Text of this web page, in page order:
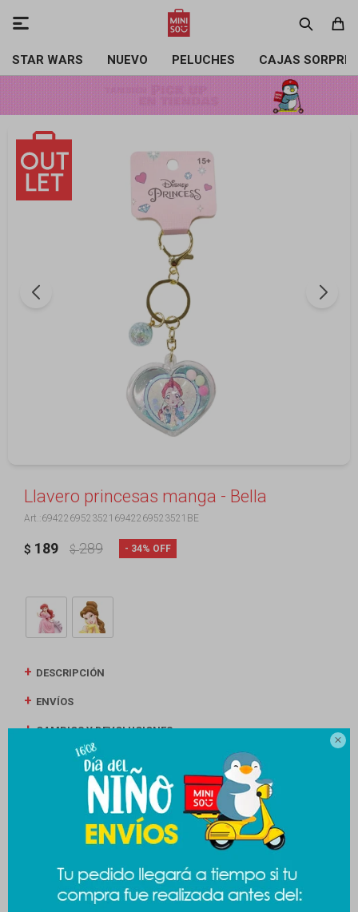

STAR WARS NUEVO PELUCHES CAJAS

Llavero princesas manga - Bella
69422695235216942269523521BE
$ 189 $ 289 34
DESCRIPCIÓN
ENVÍOS
CAMBIOS Y DEVOLUCIONES
MEDIOS DE PAGO
Productos que te pueden interesar